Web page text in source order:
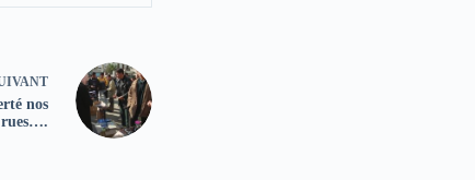
nos
rues….